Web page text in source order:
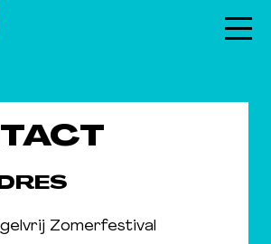
Zomerfestival